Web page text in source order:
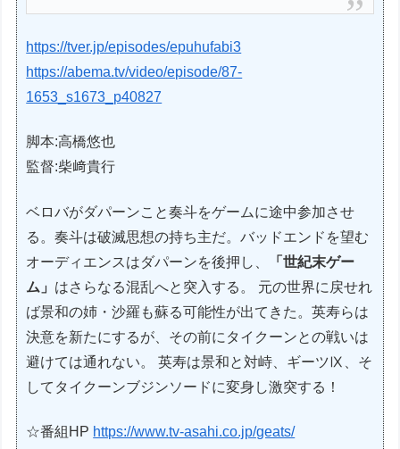
https://tver.jp/episodes/epuhufabi3
https://abema.tv/video/episode/87-
1653_s1673_p40827
脚本:高橋悠也
監督:柴﨑貴行
ベロバがダパーンこと奏斗をゲームに途中参加させ
る。奏斗は破滅思想の持ち主だ。バッドエンドを望む
オーディエンスはダパーンを後押し、
「世紀末ゲー
ム」 はさらなる混乱へと突入する。 元の世界に戻せれ
ば景和の姉・沙羅も蘇る可能性が出てきた。英寿らは
決意を新たにするが、その前にタイクーンとの戦いは
避けては通れない。 英寿は景和と対峙、ギーツⅨ、そ
してタイクーンブジンソードに変身し激突する！
☆番組HP https://www.tv-asahi.co.jp/geats/